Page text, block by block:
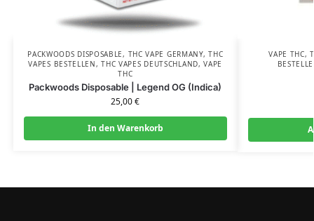
PACKWOODS DISPOSABLE, THC VAPE GERMANY,THC
VAPES BESTELLEN,THC VAPES DEUTSCHLAND,VAPE
THC
Packwoods Disposable | Legend OG (Indica)
25,00€
In den Warenkorb
VAPE THC,